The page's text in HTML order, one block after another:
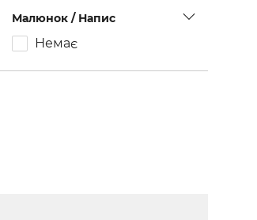
Малюнок / Напис
Немає